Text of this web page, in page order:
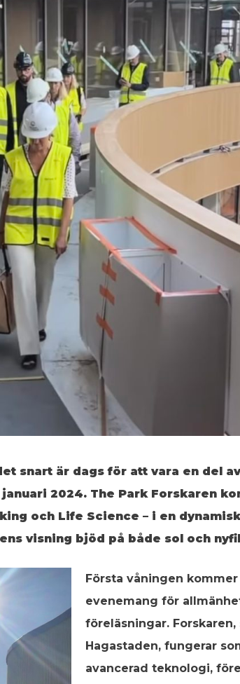
snart är dags för att vara en del
2024. The Park Forskaren
och Life Science – i en
visning bjöd på både sol och
Första våningen
evenemang för
föreläsningar.
Hagastaden, fungerar
avancerad teknologi,